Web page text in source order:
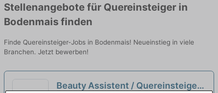
Stellenangebote für Quereinsteiger in
Bodenmais finden
Finde Quereinsteiger-Jobs in Bodenmais! Neueinstieg in viele
Branchen. Jetzt bewerben!
Beauty Assistent / Quereinsteiger